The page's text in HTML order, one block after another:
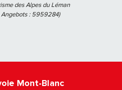
des Alpes du Léman
:5959284)
Mont-Blanc